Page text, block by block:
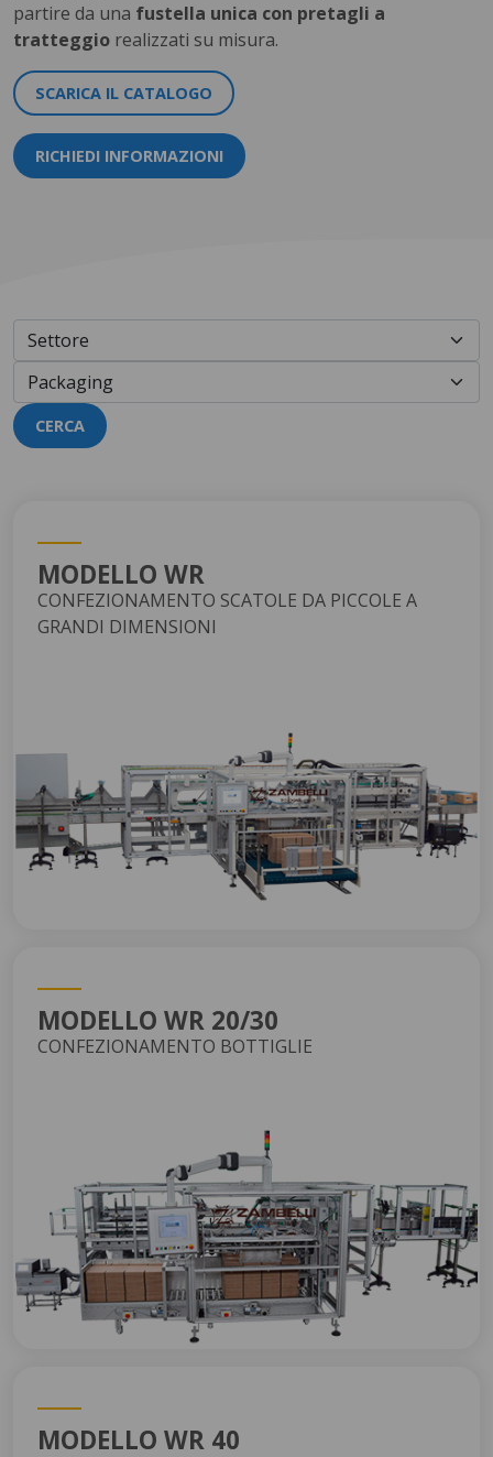
partire da una fustella unica con pretagli a
tratteggio realizzati su misura.
SCARICA IL CATALOGO
RICHIEDI INFORMAZIONI
CERCA
MODELLO WR
CONFEZIONAMENTO SCATOLE DA PICCOLE A
GRANDI DIMENSIONI
MODELLO WR 20/30
CONFEZIONAMENTO BOTTIGLIE
MODELLO WR 40